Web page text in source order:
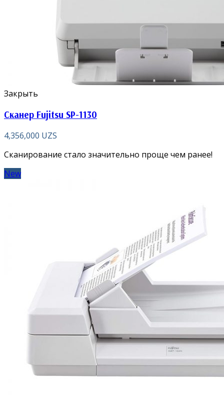
Закрыть
Сканер Fujitsu SP-1130
4,356,000 UZS
Сканирование стало значительно проще чем ранее!
New